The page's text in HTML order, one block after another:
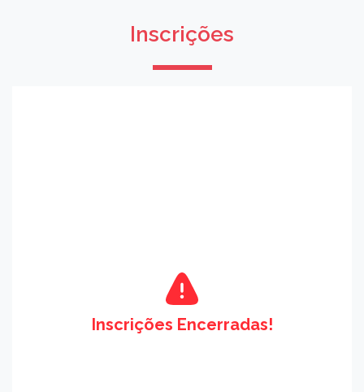
Inscrições
Inscrições Encerradas!